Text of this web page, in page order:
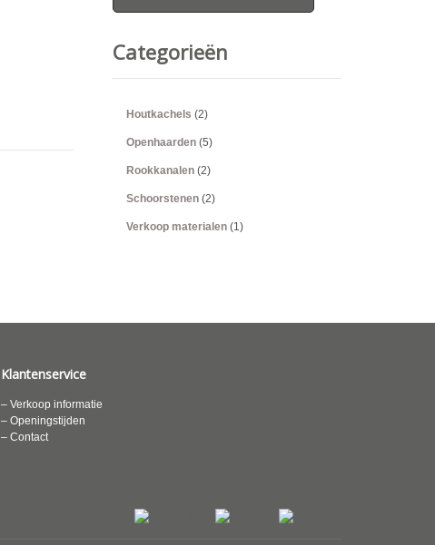
Categorieën
Houtkachels (2)
Openhaarden (5)
Rookkanalen (2)
Schoorstenen (2)
Verkoop materialen (1)
Klantenservice
– Verkoop informatie
– Openingstijden
– Contact